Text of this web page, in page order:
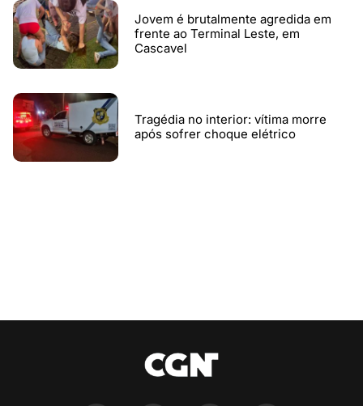
Jovem é brutalmente agredida em
frente ao Terminal Leste, em
Cascavel
Tragédia no interior: vítima morre
após sofrer choque elétrico